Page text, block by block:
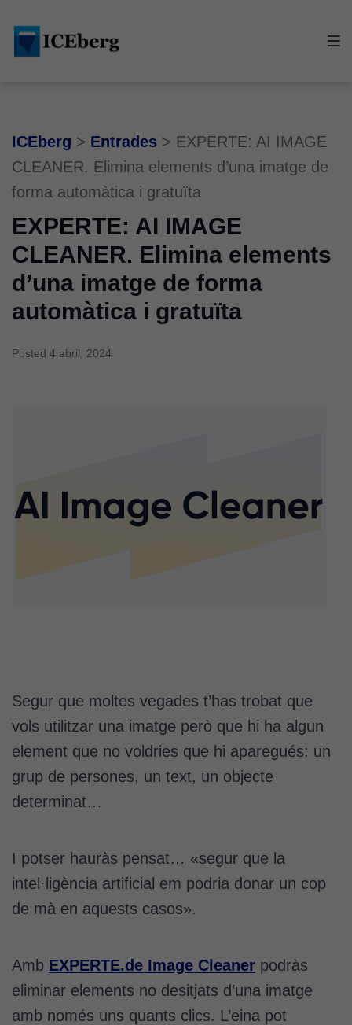
main
content
footer
ICEberg > Entrades > EXPERTE: AI IMAGE
CLEANER. Elimina elements d’una imatge de
forma automàtica i gratuïta
EXPERTE: AI IMAGE
CLEANER. Elimina elements
d’una imatge de forma
automàtica i gratuïta
Posted 4 abril, 2024
Segur que moltes vegades t’has trobat que
vols utilitzar una imatge però que hi ha algun
element que no voldries que hi aparegués: un
grup de persones, un text, un objecte
determinat…
I potser hauràs pensat… «segur que la
intel·ligència artificial em podria donar un cop
de mà en aquests casos».
Amb EXPERTE.de Image Cleaner podràs
eliminar elements no desitjats d’una imatge
amb només uns quants clics. L’eina pot